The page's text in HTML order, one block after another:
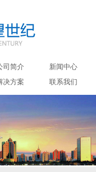
司简介
新闻中心
决方案 联系我们